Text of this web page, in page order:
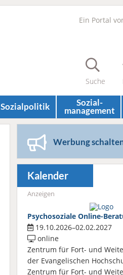
Ein Portal
Sozial­politik Sozial­
management
Werbung
Kalender
Anzeigen
Psychosoziale Online-
19.10.2026–02.02.2027
online
Zentrum für Fort- und
der Evangelischen
Zentrum für Fort- und